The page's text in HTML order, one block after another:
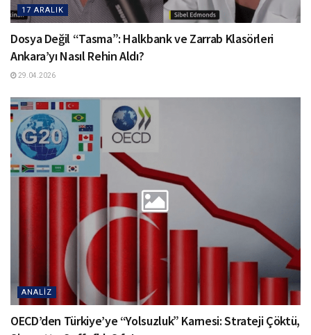
17 ARALIK
Dosya Değil “Tasma”: Halkbank ve Zarrab Klasörleri
Ankara’yı Nasıl Rehin Aldı?
29.04.2026
ANALIZ
OECD’den Türkiye’ye “Yolsuzluk” Karnesi: Strateji Çöktü,